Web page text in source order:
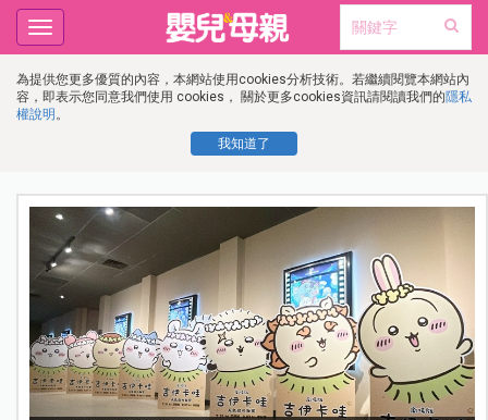
為提供您更多優質的內容，本網站使用cookies分析技術。若繼續閱覽本網站內
容，即表示您同意我們使用 cookies， 關於更多cookies資訊請閱讀我們的隱私
權說明 。
我知道了
Toggle
navigation